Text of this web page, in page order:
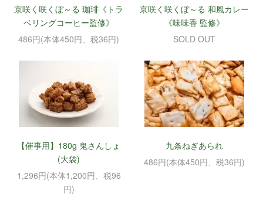
京咲く咲くぼ～る 珈琲《トラ
ベリングコーヒー監修》
486円(本体450円、税36円)
京咲く咲くぼ～る 和風カレー
《味味香 監修》
SOLD OUT
【催事用】180g 鬼さんしょ
(大袋)
1,296円(本体1,200円、税96
円)
九条ねぎあられ
486円(本体450円、税36円)